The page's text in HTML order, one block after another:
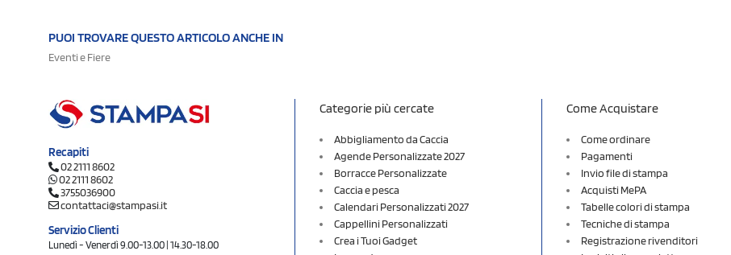
PUOI TROVARE QUESTO ARTICOLO ANCHE IN
Eventi e Fiere
Recapiti
02 2111 8602
02 2111 8602
3755036900
contattaci@stampasi.it
Servizio Clienti
Lunedì - Venerdì 9.00-13.00 | 14.30-18.00
Categorie più cercate
Abbigliamento da Caccia
Agende Personalizzate 2027
Borracce Personalizzate
Caccia e pesca
Calendari Personalizzati 2027
Cappellini Personalizzati
Crea i Tuoi Gadget
Come Acquistare
Come ordinare
Pagamenti
Invio file di stampa
Acquisti MePA
Tabelle colori di stampa
Tecniche di stampa
Registrazione rivenditori